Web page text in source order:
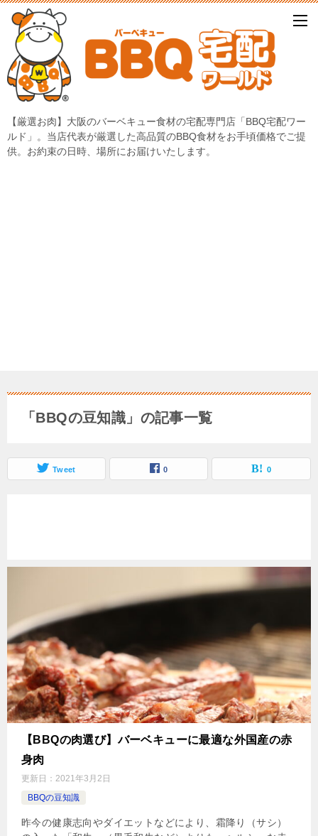
【厳選お肉】大阪のバーベキュー食材の宅配専門店「BBQ宅配ワー
ルド」。当店代表が厳選した高品質のBBQ食材をお手頃価格でご提
供。お約束の日時、場所にお届けいたします。
「BBQの豆知識」の記事一覧
Tweet 0 0
【BBQの肉選び】バーベキューに最適な外国産の赤
身肉
更新日： 2021年3月2日
BBQの豆知識
昨今の健康志向やダイエットなどにより、霜降り（サシ）